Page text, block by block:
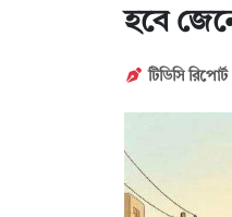
হবে
টিডিসি রিপোর্ট